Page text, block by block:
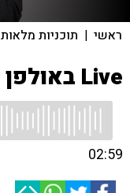
ראשי | תוכניות מלאות
Live באולפן
02:59